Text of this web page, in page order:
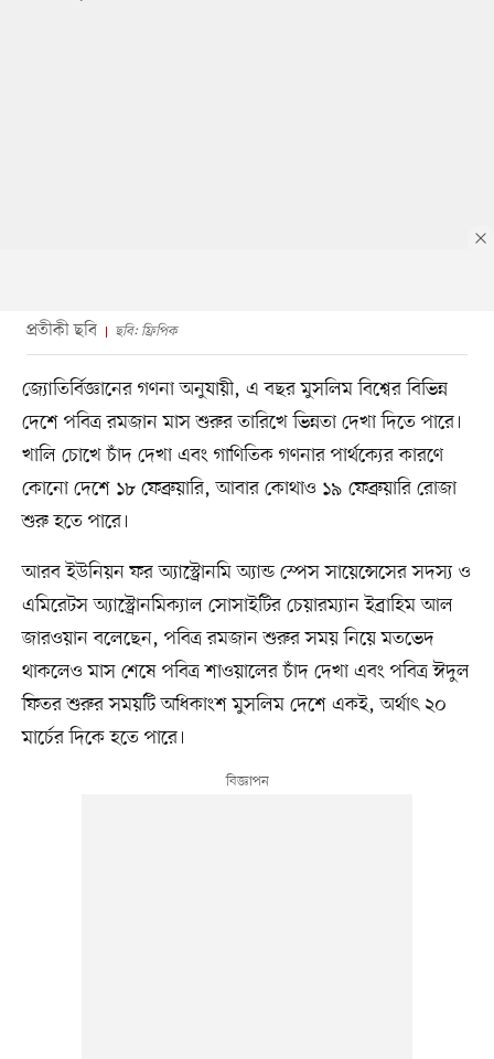
প্রতীকী ছবি ছবি: ফ্রিপিক
জ্যোতির্বিজ্ঞানের গণনা অনুযায়ী, এ বছর মুসলিম বিশ্বের বিভিন্ন
দেশে পবিত্র রমজান মাস শুরুর তারিখে ভিন্নতা দেখা দিতে পারে।
খালি চোখে চাঁদ দেখা এবং গাণিতিক গণনার পার্থক্যের কারণে
কোনো দেশে ১৮ ফেব্রুয়ারি, আবার কোথাও ১৯ ফেব্রুয়ারি রোজা
শুরু হতে পারে।
আরব ইউনিয়ন ফর অ্যাস্ট্রোনমি অ্যান্ড স্পেস সায়েন্সেসের সদস্য ও
এমিরেটস অ্যাস্ট্রোনমিক্যাল সোসাইটির চেয়ারম্যান ইব্রাহিম আল
জারওয়ান বলেছেন, পবিত্র রমজান শুরুর সময় নিয়ে মতভেদ
থাকলেও মাস শেষে পবিত্র শাওয়ালের চাঁদ দেখা এবং পবিত্র ঈদুল
ফিতর শুরুর সময়টি অধিকাংশ মুসলিম দেশে একই, অর্থাৎ ২০
মার্চের দিকে হতে পারে।